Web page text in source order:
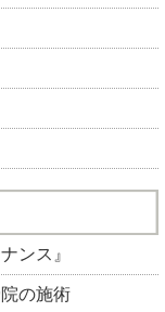
ンス』
の施術